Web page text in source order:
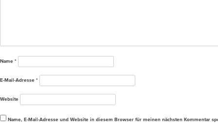
Name *
E-Mail-Adresse *
Website
Name, E-Mail-Adresse und Website in diesem Browser für meinen nächsten Kommentar